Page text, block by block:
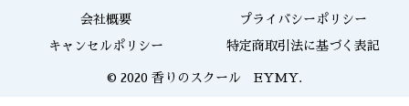
会社概要 プライバシーポリシー
キャンセルポリシー 特定商取引法に基づく表記
© 2020 香りのスクール EYMY.